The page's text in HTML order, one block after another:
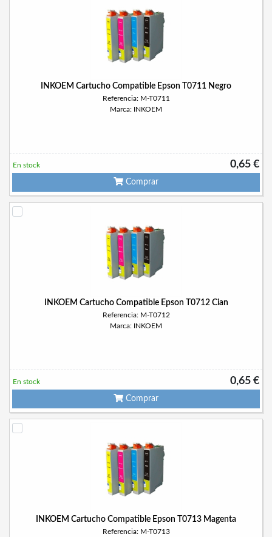
INKOEM Cartucho Compatible Epson T0711 Negro
Referencia: M-T0711
Marca: INKOEM
0,65 €
En stock
Comprar
INKOEM Cartucho Compatible Epson T0712 Cian
Referencia: M-T0712
Marca: INKOEM
0,65 €
En stock
Comprar
INKOEM Cartucho Compatible Epson T0713 Magenta
Referencia: M-T0713